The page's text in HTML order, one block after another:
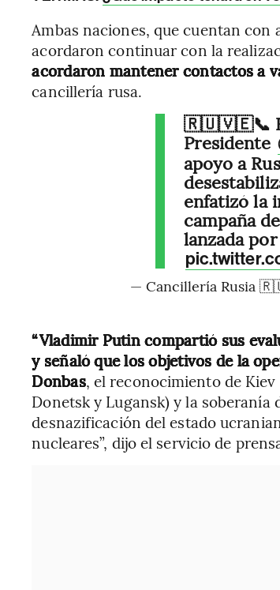
Ambas naciones, que cuentan
acordaron continuar con la
acordaron mantener contactos a
cancillería rusa.
🇷🇺🇻🇪📞
Presidente
apoyo a
enfatizó la
campaña
lanzada
— Cancillería Rusia
“Vladimir Putin compartió sus
y señaló que los objetivos de la
Donbas, el reconocimiento de Kiev
Donetsk y Lugansk) y la soberanía
desnazificación del estado
nucleares”, dijo el servicio de